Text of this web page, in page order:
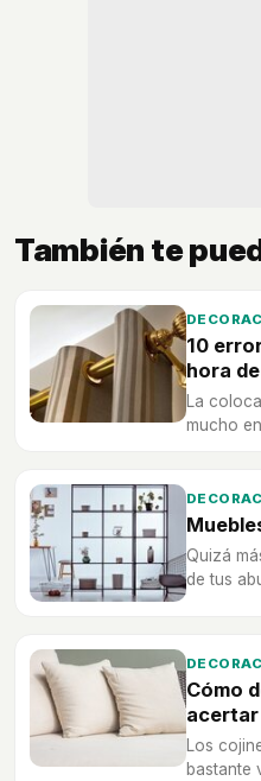
También te
10
hora
La
mucho
Quizá
de tus
Cómo
acertar
Los
bastante